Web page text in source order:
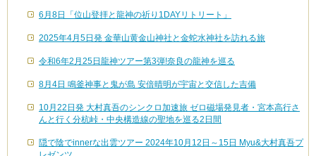
6月8日「位山登拝と龍神の祈り1DAYリトリート」
2025年4月5日発 金華山黄金山神社と金蛇水神社を訪れる旅
令和6年2月25日龍神ツアー第3弾!奈良の龍神を巡る
8月4日 鳴釜神事と鬼が島 安倍晴明が宇宙と交信した吉備
10月22日発 大村真吾のシンクロ加速旅 ゼロ磁場発見者・宮本高行さ
んと行く分杭峠・中央構造線の聖地を巡る2日間
隠で陰でinnerな出雲ツアー 2024年10月12日～15日 Myu&大村真吾プ